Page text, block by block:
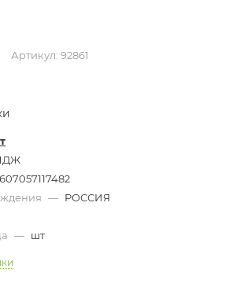
Артикул: 92861
— РОССИЯ
— шт